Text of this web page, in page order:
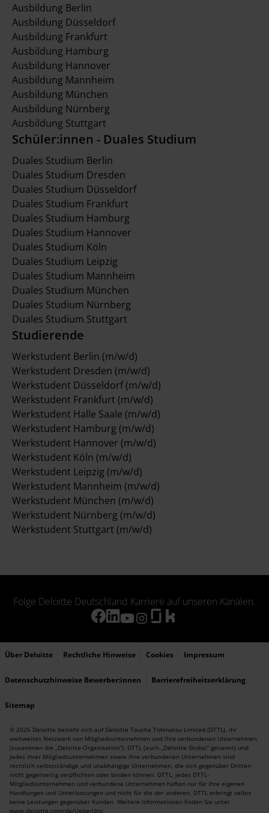
Ausbildung Berlin
Ausbildung Düsseldorf
Ausbildung Frankfurt
Ausbildung Hamburg
Ausbildung Hannover
Ausbildung Mannheim
Ausbildung München
Ausbildung Nürnberg
Ausbildung Stuttgart
Schüler:innen - Duales Studium
Duales Studium Berlin
Duales Studium Dresden
Duales Studium Düsseldorf
Duales Studium Frankfurt
Duales Studium Hamburg
Duales Studium Hannover
Duales Studium Köln
Duales Studium Leipzig
Duales Studium Mannheim
Duales Studium München
Duales Studium Nürnberg
Duales Studium Stuttgart
Studierende
Werkstudent Berlin (m/w/d)
Werkstudent Dresden (m/w/d)
Werkstudent Düsseldorf (m/w/d)
Werkstudent Frankfurt (m/w/d)
Werkstudent Halle Saale (m/w/d)
Werkstudent Hamburg (m/w/d)
Werkstudent Hannover (m/w/d)
Werkstudent Köln (m/w/d)
Werkstudent Leipzig (m/w/d)
Werkstudent Mannheim (m/w/d)
Werkstudent München (m/w/d)
Werkstudent Nürnberg (m/w/d)
Werkstudent Stuttgart (m/w/d)
Folge Deloitte Deutschland Karriere auf unseren Kanälen.
Über Deloitte Rechtliche Hinweise Cookies Impressum
Datenschutzhinweise Bewerber:innen Barrierefreiheitserklärung
Sitemap
© 2026 Deloitte bezieht sich auf Deloitte Touche Tohmatsu Limited (DTTL), ihr
weltweites Netzwerk von Mitgliedsunternehmen und ihre verbundenen Unternehmen
(zusammen die „Deloitte-Organisation“). DTTL (auch „Deloitte Global“ genannt) und
jedes ihrer Mitgliedsunternehmen sowie ihre verbundenen Unternehmen sind
rechtlich selbstständige und unabhängige Unternehmen, die sich gegenüber Dritten
nicht gegenseitig verpflichten oder binden können. DTTL, jedes DTTL-
Mitgliedsunternehmen und verbundene Unternehmen haften nur für ihre eigenen
Handlungen und Unterlassungen und nicht für die der anderen. DTTL erbringt selbst
keine Leistungen gegenüber Kunden. Weitere Informationen finden Sie unter
www.deloitte.com/de/UeberUns.